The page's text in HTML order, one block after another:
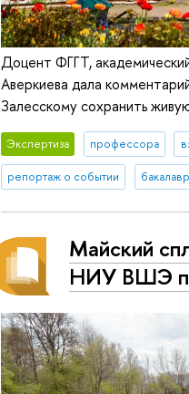
Доцент ФГГТ,
Аверкиева дала
Залесскому сохранить
Экспертиза профессора
репортаж о событии
Майский
НИУ ВШЭ